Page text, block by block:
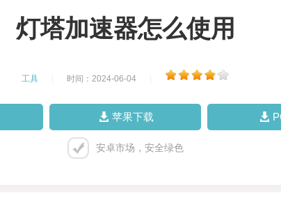
灯塔加速器怎么使用
工具 时间：2024-06-04
苹果下载
安卓市场，安全绿色